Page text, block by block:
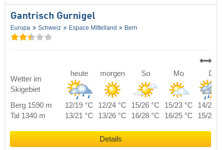
Gantrisch Gurnigel
Europa Schweiz Espace Mittelland Bern
Wetter im
Skigebiet
heute morgen So Mo Di
Berg 1590 m 12/19 °C 12/24 °C 15/26 °C 15/23 °C
14/21
Tal 1340 m
13/21 °C 13/26 °C 16/28 °C 16/25 °C 15/23
Details